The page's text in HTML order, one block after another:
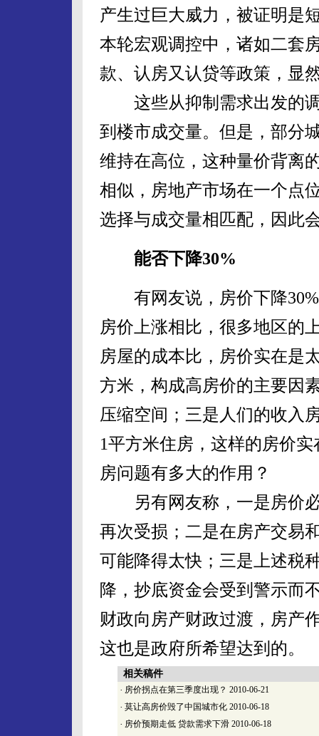
产生过巨大威力，被证明是
本轮宏观调控中，诸如二套
款、认房又认贷等政策，显
这些从抑制需求出发的调
到楼市成交量。但是，部分
维持在高位，这种量价背离
相似，房地产市场在一个点
选择与成交量相匹配，因此
能否下降30%
有网友说，房价下降30%
房价上涨相比，很多地区的
房屋的成本比，房价实在是
方米，构成高房价的主要因
压缩空间；三是人们的收入
1平方米住房，这样的房价
房问题有多大的作用？
另有网友称，一是房价必
再次受损；二是在房产交易
可能降得太快；三是上述税
降，抄底资金会受到警示而
财政向房产财政过渡，房产
这也是政府所希望达到的。
相关稿件
· 房价拐点在第三季度出现？ 2010-06-21
· 莫让高房价毁了中国城市化 2010-06-18
· 房价预期走低 贷款需求下滑 2010-06-18